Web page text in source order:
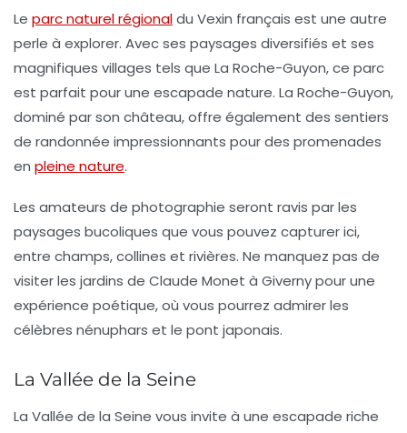
Le parc naturel régionaldu Vexin français est une autre
perle à explorer. Avec ses paysages diversifiés et ses
magnifiques villages tels que La Roche-Guyon, ce parc
est parfait pour une escapade nature. La Roche-Guyon,
dominé par son château, offre également des sentiers
de randonnée impressionnants pour des promenades
en pleine nature.
Les amateurs de photographie seront ravis par les
paysages bucoliques que vous pouvez capturer ici,
entre champs, collines et rivières. Ne manquez pas de
visiter les jardins de Claude Monet à Giverny pour une
expérience poétique, où vous pourrez admirer les
célèbres nénuphars et le pont japonais.
La Vallée de la Seine
La Vallée de la Seine vous invite à une escapade riche